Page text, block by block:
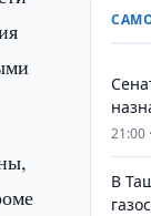
21:00
В